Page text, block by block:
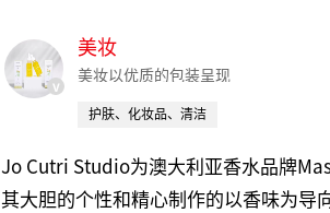
v
美妆
美妆以优质的包装呈现
护肤、化妆品、清洁
Jo Cutri Studio为澳大利亚香水品牌
其大胆的个性和精心制作的以香味为导